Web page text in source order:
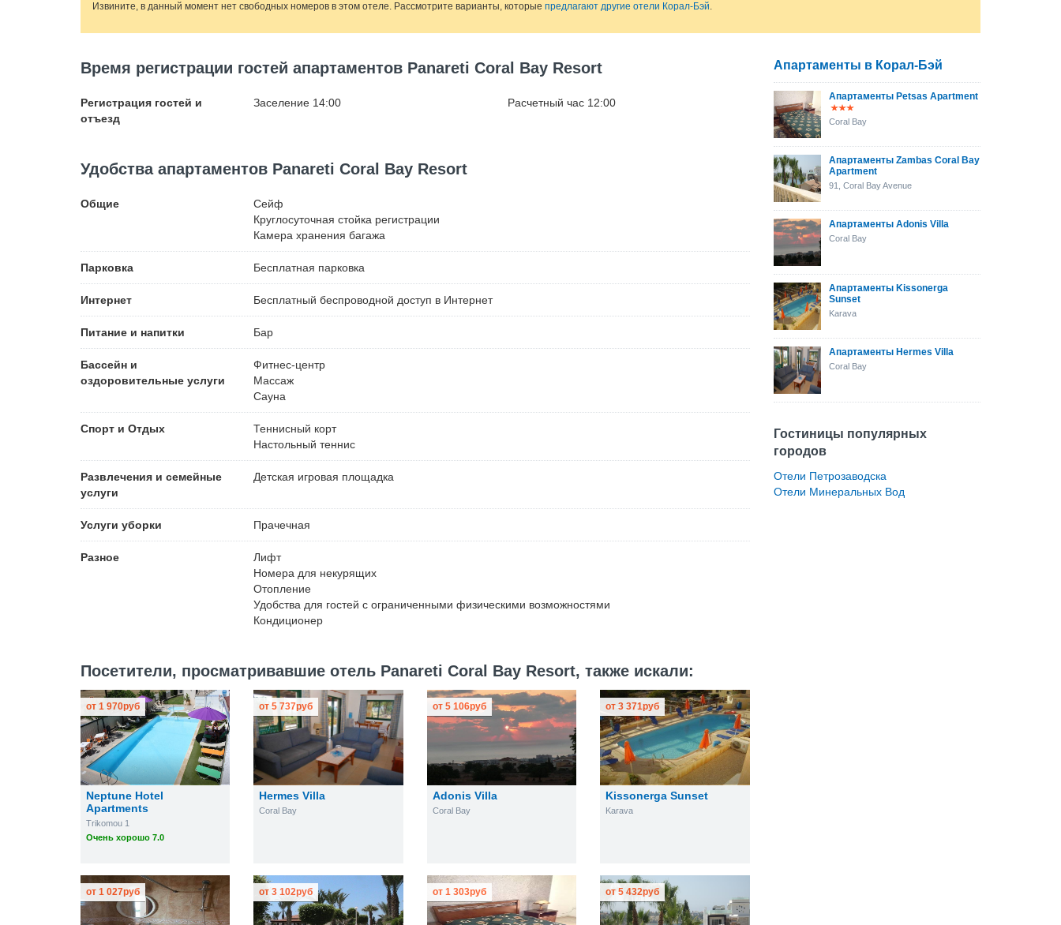
Извините, в данный момент нет свободных номеров в этом отеле. Рассмотрите варианты, которые предлагают другие отели Корал-Бэй.
Время регистрации гостей апартаментов Panareti Coral Bay Resort
Регистрация гостей и
отъезд
Заселение 14:00 Расчетный час 12:00
Удобства апартаментов Panareti Coral Bay Resort
Общие
Сейф
Круглосуточная стойка регистрации
Камера хранения багажа
Парковка Бесплатная парковка
Интернет Бесплатный беспроводной доступ в Интернет
Питание и напитки Бар
Бассейн и
оздоровительные услуги
Фитнес-центр
Массаж
Сауна
Спорт и Отдых
Теннисный корт
Настольный теннис
Развлечения и семейные
услуги
Детская игровая площадка
Услуги уборки Прачечная
Разное
Лифт
Номера для некурящих
Отопление
Удобства для гостей с ограниченными физическими возможностями
Кондиционер
Посетители, просматривавшие отель Panareti Coral Bay Resort, также искали:
Neptune Hotel
Apartments
Trikomou 1
Очень хорошо 7.0
от 1 970руб
Hermes Villa
Coral Bay
от5 737руб
Adonis Villa
Coral Bay
от 5 106руб
Kissonerga Sunset
Karava
от3 371руб
от 1 027руб от3 102руб от 1 303руб от5 432руб
Апартаменты в Корал-Бэй
Апартаменты Petsas Apartment
Coral Bay
Апартаменты Zambas Coral Bay
Apartment
91, Coral Bay Avenue
Апартаменты Adonis Villa
Coral Bay
Апартаменты Kissonerga
Sunset
Karava
Апартаменты Hermes Villa
Coral Bay
Гостиницы популярных
городов
Отели Петрозаводска
Отели Минеральных Вод